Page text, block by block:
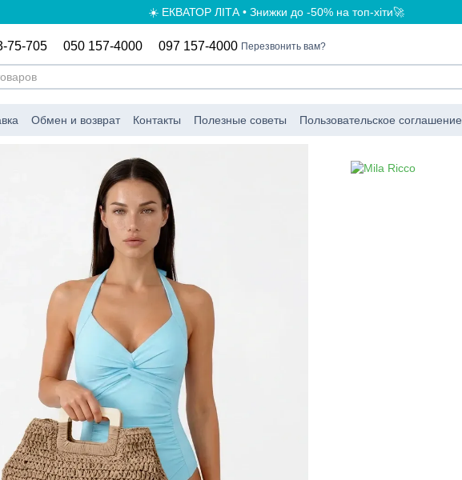
☀️ ЕКВАТОР ЛІТА • Знижки до -50% на топ-хіти🚀
75-705 050 157-4000 097 157-4000 Перезвонить вам?
Обмен и возврат Контакты Полезные советы
Пользовательское соглашение